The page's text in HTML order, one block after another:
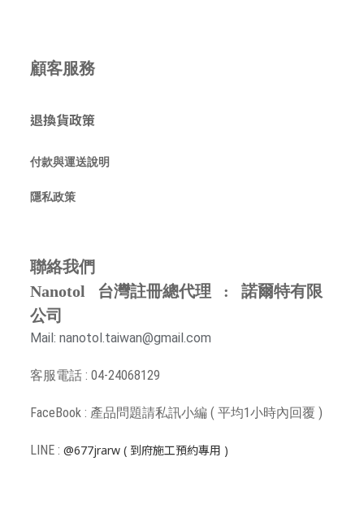
顧客服務
退換貨政策
付款與運送說明
隱私政策
聯絡我們
Nanotol 台灣註冊總代理 : 諾爾特有限
公司
Mail: nanotol.taiwan@gmail.com
客服電話 : 04-24068129
FaceBook : 產品問題請私訊小編 ( 平均1小時內回覆 )
LINE : @677jrarw ( 到府施工預約專用 )